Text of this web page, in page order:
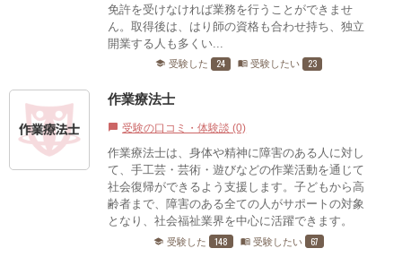
免許を受けなければ業務を行うことができませ
ん。取得後は、はり師の資格も合わせ持ち、独立
開業する人も多くい...
school 受験した 24 menu_book 受験したい 23
作業療法士
chat_bubble 受験の口コミ・体験談 (0)
作業療法士は、身体や精神に障害のある人に対し
て、手工芸・芸術・遊びなどの作業活動を通じて
社会復帰ができるよう支援します。子どもから高
齢者まで、障害のある全ての人がサポートの対象
となり、社会福祉業界を中心に活躍できます。
school 受験した 148 menu_book 受験したい 67